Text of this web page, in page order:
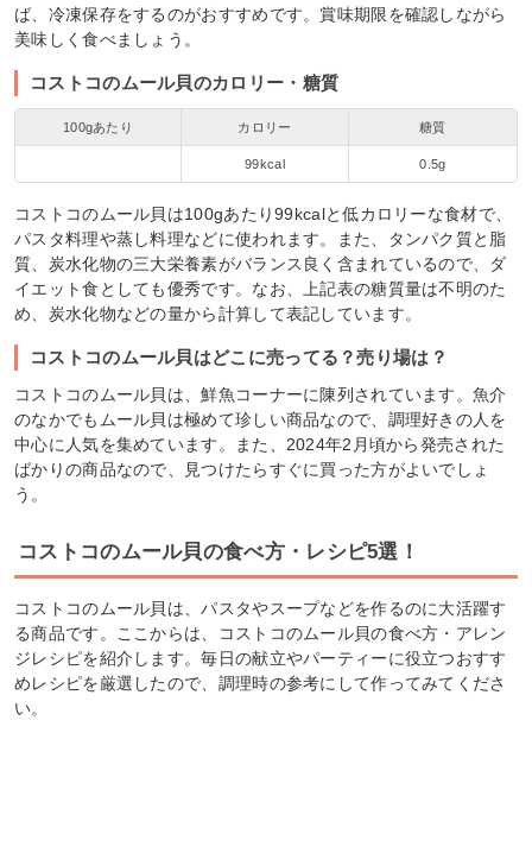
ば、冷凍保存をするのがおすすめです。賞味期限を確認しながら
美味しく食べましょう。
コストコのムール貝のカロリー・糖質
100gあたり カロリー 糖質
99kcal 0.5g
コストコのムール貝は100gあたり99kcalと低カロリーな食材で、
パスタ料理や蒸し料理などに使われます。また、タンパク質と脂
質、炭水化物の三大栄養素がバランス良く含まれているので、ダ
イエット食としても優秀です。なお、上記表の糖質量は不明のた
め、炭水化物などの量から計算して表記しています。
コストコのムール貝はどこに売ってる？売り場は？
コストコのムール貝は、鮮魚コーナーに陳列されています。魚介
のなかでもムール貝は極めて珍しい商品なので、調理好きの人を
中心に人気を集めています。また、2024年2月頃から発売された
ばかりの商品なので、見つけたらすぐに買った方がよいでしょ
う。
コストコのムール貝の食べ方・レシピ5選！
コストコのムール貝は、パスタやスープなどを作るのに大活躍す
る商品です。ここからは、コストコのムール貝の食べ方・アレン
ジレシピを紹介します。毎日の献立やパーティーに役立つおすす
めレシピを厳選したので、調理時の参考にして作ってみてくださ
い。